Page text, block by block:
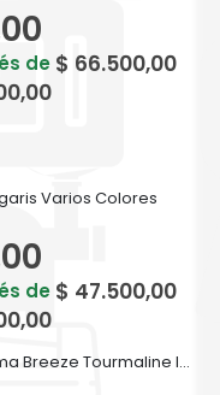
de $ 66.500,00
Varios Colores
de $ 47.500,00
Secador De Pelo Ga.ma Breeze Tourmaline Ion Negro - 2100 Watts